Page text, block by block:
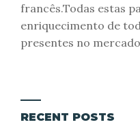
francês.Todas estas
enriquecimento de
presentes no
RECENT POSTS